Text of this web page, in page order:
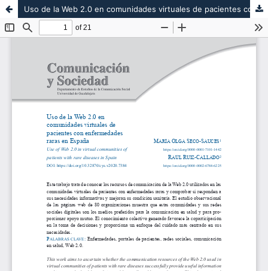
Uso de la Web 2.0 en comunidades virtuales de pacientes con enfermedades raras en España